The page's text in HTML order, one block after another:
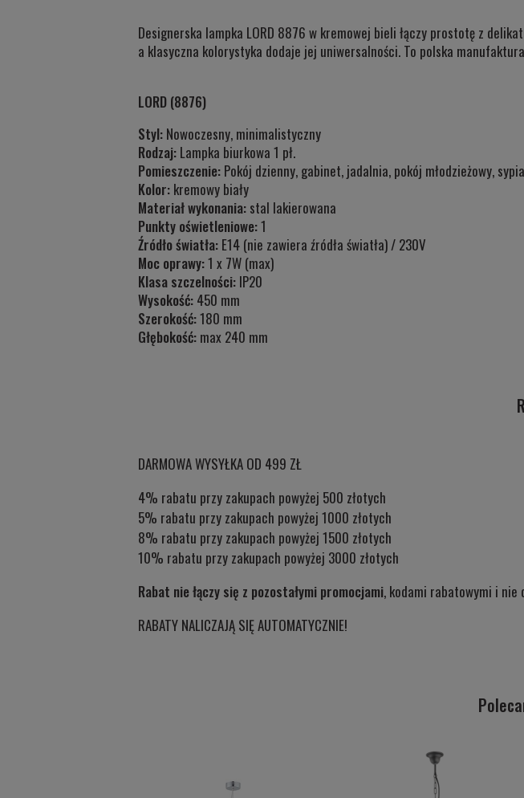
płatności
Designerska lampka LORD 8876 w kremowej bieli łączy prostotę z
a klasyczna kolorystyka dodaje jej uniwersalności. To polska
LORD (8876)
Styl: Nowoczesny, minimalistyczny
Rodzaj: Lampka biurkowa 1 pł.
Pomieszczenie: Pokój dzienny, gabinet, jadalnia, pokój młodzieżowy,
Kolor: kremowy biały
Materiał wykonania: stal lakierowana
Punkty oświetleniowe:1
Źródło światła: E14 (nie zawiera źródła światła) / 230V
Moc oprawy:1 x 7W (max)
Klasa szczelności: IP20
Wysokość: 450 mm
Szerokość:180 mm
Głębokość: max 240 mm
DARMOWA WYSYŁKA OD 499 ZŁ
4% rabatu przy zakupach powyżej 500 złotych
5% rabatu przy zakupach powyżej 1000 złotych
8% rabatu przy zakupach powyżej 1500 złotych
10% rabatu przy zakupach powyżej 3000 złotych
Rabat nie łączy się z pozostałymi promocjami, kodami rabatowymi i
RABATY NALICZAJĄ SIĘ AUTOMATYCZNIE!